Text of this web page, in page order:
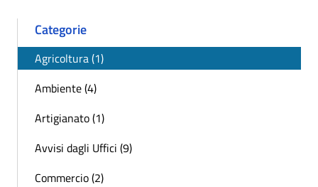
Categorie
Agricoltura (1)
Ambiente (4)
Artigianato (1)
Avvisi dagli Uffici (9)
Commercio (2)